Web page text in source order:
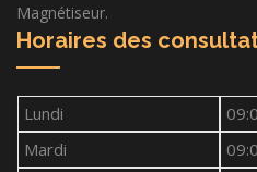
Magnétiseur.
Horaires des
Lundi
Mardi